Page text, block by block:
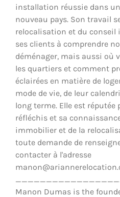
installation réussie dans
nouveau pays. Son travail
relocalisation et du
ses clients à comprendre
déménager, mais aussi où
les quartiers et comment
éclairées en matière de
mode de vie, de leur
long terme. Elle est
réfléchis et sa
immobilier et de la
toute demande de
contacter à l'adresse
Manon Dumas is the